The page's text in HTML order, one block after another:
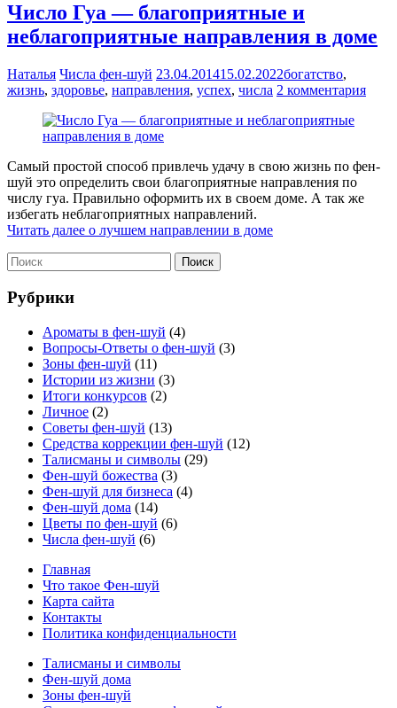
Число Гуа — благоприятные и
неблагоприятные направления в доме
Наталья Числа фен-шуй 23.04.201415.02.2022богатство,
жизнь, здоровье, направления, успех, числа 2 комментария
Самый простой способ привлечь удачу в свою жизнь по фен-
шуй это определить свои благоприятные направления по
числу гуа. Правильно оформить их в своем доме. А так же
избегать неблагоприятных направлений.
Читать далее о лучшем направлении в доме
Рубрики
Ароматы в фен-шуй (4)
Вопросы-Ответы о фен-шуй (3)
Зоны фен-шуй (11)
Истории из жизни (3)
Итоги конкурсов (2)
Личное (2)
Советы фен-шуй (13)
Средства коррекции фен-шуй (12)
Талисманы и символы (29)
Фен-шуй божества (3)
Фен-шуй для бизнеса (4)
Фен-шуй дома (14)
Цветы по фен-шуй (6)
Числа фен-шуй (6)
Главная
Что такое Фен-шуй
Карта сайта
Контакты
Политика конфиденциальности
Талисманы и символы
Фен-шуй дома
Зоны фен-шуй